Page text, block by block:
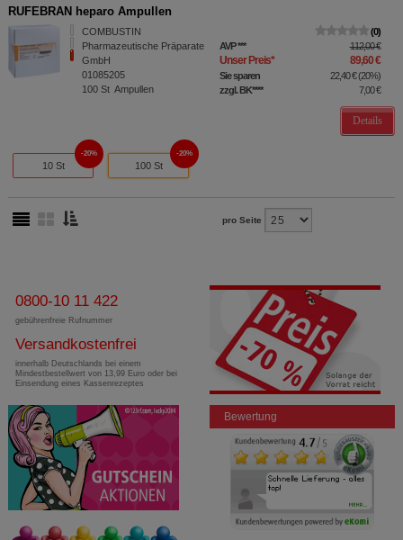
RUFEBRAN heparo Ampullen
COMBUSTIN
Pharmazeutische Präparate
GmbH
01085205
100 St Ampullen
0
AVP*** 112,00 €
Unser Preis* 89,60 €
Sie sparen 22,40 €(20%)
zzgl. BK**** 7,00 €
Details
10 St
20%
100 St
20%
pro Seite
0800-10 11 422
gebührenfreie Rufnummer
Versandkostenfrei
innerhalb Deutschlands bei einem
Mindestbestellwert von 13,99 Euro oder bei
Einsendung eines Kassenrezeptes
Bewertung